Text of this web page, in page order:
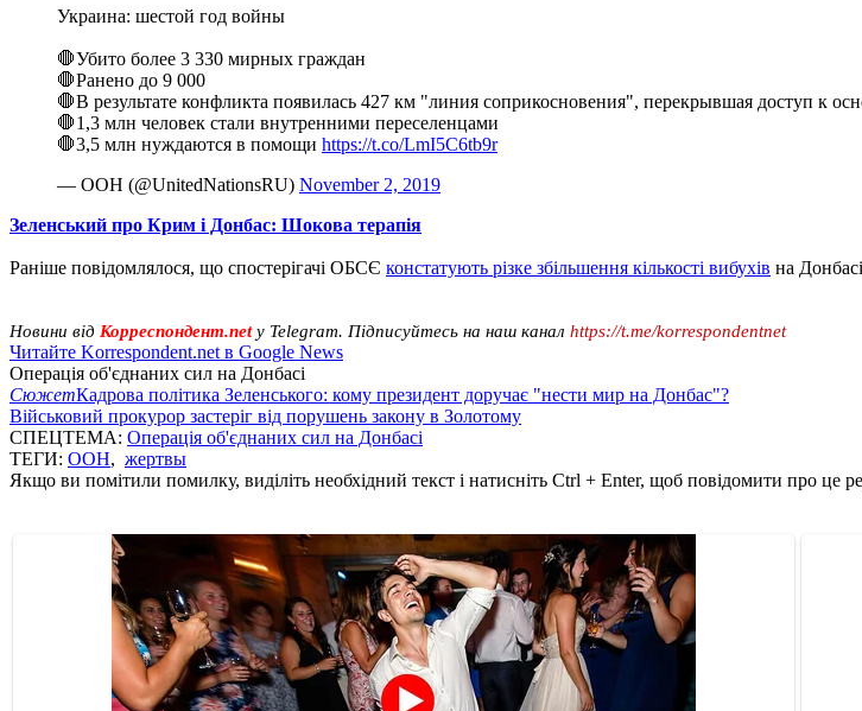
Украина: шестой год войны
🛑Убито более 3 330 мирных граждан
🛑Ранено до 9 000
🛑В результате конфликта появилась 427 км "линия соприкосновения", перекрывшая доступ к
🛑1,3 млн человек стали внутренними переселенцами
🛑3,5 млн нуждаются в помощи https://t.co/LmI5C6tb9r
— ООН (@UnitedNationsRU) November 2, 2019
Зеленський про Крим і Донбас: Шокова терапія
Раніше повідомлялося, що спостерігачі ОБСЄ констатують різке збільшення кількості вибухів на
Новини від Корреспондент.netу Telegram. Підписуйтесь на наш канал https://t.me/korrespondentnet
Читайте Korrespondent.net в Google News
Операція об'єднаних сил на Донбасі
СюжетКадрова політика Зеленського: кому президент доручає "нести мир на Донбас"?
Військовий прокурор застеріг від порушень закону в Золотому
СПЕЦТЕМА: Операція об'єднаних сил на Донбасі
ТЕГИ: ООН, жертвы
Якщо ви помітили помилку, виділіть необхідний текст і натисніть Ctrl + Enter, щоб повідомити про це